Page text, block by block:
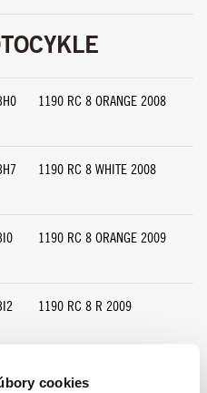
cookies
1190 RC 8 ORANGE 2008
1190 RC 8 WHITE 2008
1190 RC 8 ORANGE 2009
1190 RC 8 R 2009
1190 RC 8 BLACK 2009